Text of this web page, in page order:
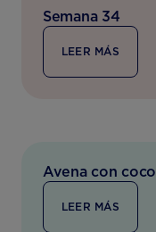
Semana 34
LEER MÁS
Avena con coco
LEER MÁS